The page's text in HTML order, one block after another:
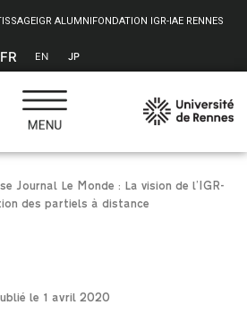
IGR ALUMNIFONDATION IGR-IAE RENNES
FR EN JP
Journal Le Monde : La vision de l’IGR-
des partiels à distance
le 1 avril 2020